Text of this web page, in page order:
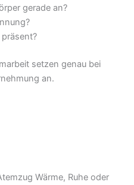
gerade an?
setzen genau bei
an.
Wärme, Ruhe oder